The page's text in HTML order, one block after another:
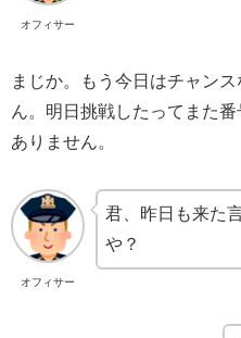
オフィサー
まじか。もう今日はチャン
ん。明日挑戦したってまた
ありません。
オフィサー
君、昨日も来た
や？